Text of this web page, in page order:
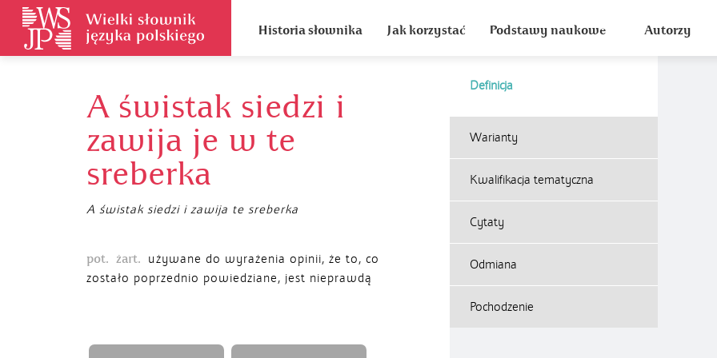
Historia słownika Jak korzystać Podstawy naukowe Autorzy
A świstak siedzi i
zawija je w te
sreberka
A świstak siedzi i zawija te sreberka
Definicja
pot. żart.
używane do wyrażenia opinii, że to, co
zostało poprzednio powiedziane, jest nieprawdą
Warianty
Kwalifikacja tematyczna
Cytaty
Odmiana
Pochodzenie